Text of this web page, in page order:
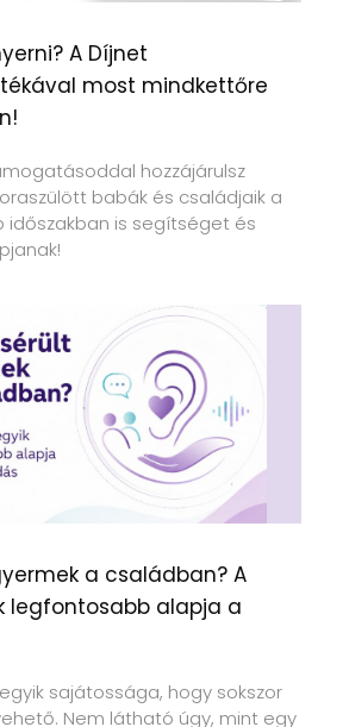
A Díjnet
most mindkettőre
hozzájárulsz
babák és családjaik a
időszakban is segítséget és
a családban? A
legfontosabb alapja a
sajátossága, hogy sokszor
Nem látható úgy, mint egy